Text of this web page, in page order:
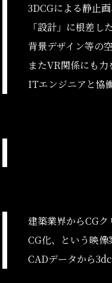
3DCGによる静止
「設計」に根差し
背景デザイン等の
またVR関係にも
ITエンジニアと協
建築業界からCG
CG化、という映
CADデータから